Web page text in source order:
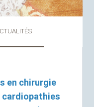
en chirurgie